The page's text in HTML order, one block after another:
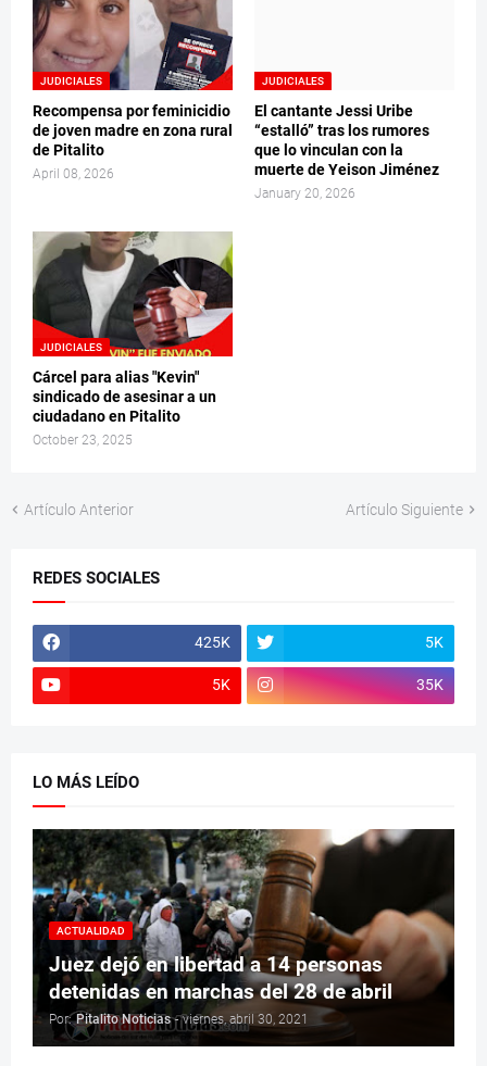
JUDICIALES
Recompensa por feminicidio
de joven madre en zona rural
de Pitalito
April 08, 2026
JUDICIALES
El cantante Jessi Uribe
“estalló” tras los rumores
que lo vinculan con la
muerte de Yeison Jiménez
January 20, 2026
JUDICIALES
Cárcel para alias "Kevin"
sindicado de asesinar a un
ciudadano en Pitalito
October 23, 2025
Artículo Anterior Artículo Siguiente
REDES SOCIALES
425K 5K
5K 35K
LO MÁS LEÍDO
ACTUALIDAD
Juez dejó en libertad a 14 personas
detenidas en marchas del 28 de abril
Por: Pitalito Noticias - viernes, abril 30, 2021